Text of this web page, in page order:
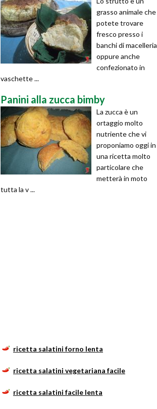
grasso animale che
potete trovare
fresco presso i
banchi di macelleria
oppure anche
confezionato in
vaschette ...
Panini alla zucca bimby
La zucca è un
ortaggio molto
nutriente che vi
proponiamo oggi in
una ricetta molto
particolare che
metterà in moto
tutta la v ...
ricetta salatini forno lenta
ricetta salatini vegetariana facile
ricetta salatini facile lenta